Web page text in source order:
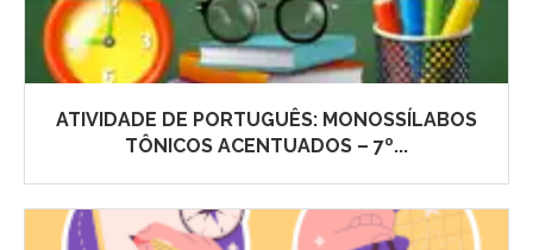
ATIVIDADE DE PORTUGUÊS: MONOSSÍLABOS
TÔNICOS ACENTUADOS – 7º...